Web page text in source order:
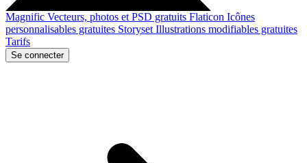
Magnific Vecteurs, photos et PSD gratuits Flaticon Icônes
personnalisables gratuites Storyset Illustrations modifiables gratuites
Tarifs
Se connecter